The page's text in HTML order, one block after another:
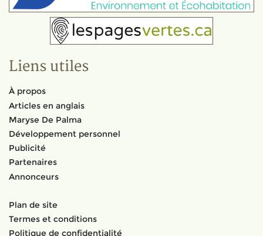
Liens utiles
À propos
Articles en anglais
Maryse De Palma
Développement personnel
Publicité
Partenaires
Annonceurs
Plan de site
Termes et conditions
Politique de confidentialité